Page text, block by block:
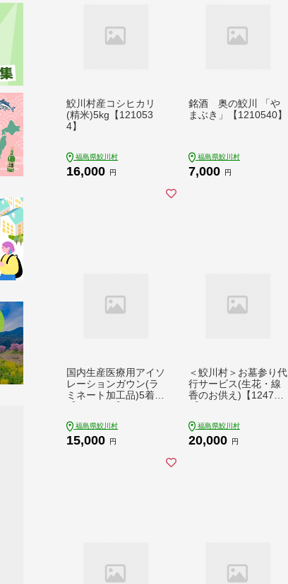
鮫川村産コシヒカリ
(精米)5kg【121053
4】
福島県鮫川村
16,000 円
銘酒 奥の鮫川 「や
まぶき」【1210540】
福島県鮫川村
7,000 円
国内生産医療用アイソ
レーションガウン(ラ
ミネート加工品)5着
福島県鮫川村
15,000 円
＜鮫川村＞お墓参り代
行サービス(生花・線
香のお供え)【124797
福島県鮫川村
20,000 円